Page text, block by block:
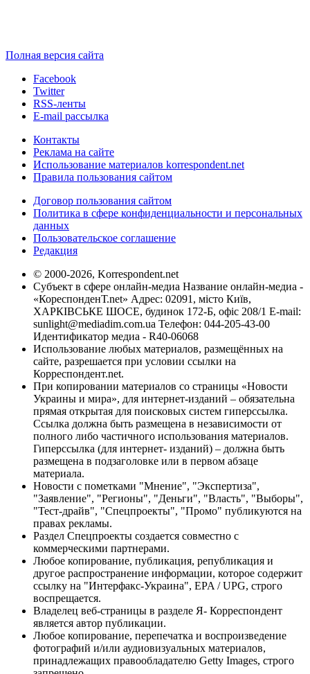
Полная версия сайта
Facebook
Twitter
RSS-ленты
E-mail рассылка
Контакты
Реклама на сайте
Использование материалов korrespondent.net
Правила пользования сайтом
Договор пользования сайтом
Политика в сфере конфиденциальности и персональных
данных
Пользовательское соглашение
Редакция
© 2000-2026, Korrespondent.net
Субъект в сфере онлайн-медиа Название онлайн-медиа -
«КореспонденТ.net» Адрес: 02091, місто Київ,
ХАРКІВСЬКЕ ШОСЕ, будинок 172-Б, офіс 208/1 E-mail:
sunlight@mediadim.com.ua Телефон: 044-205-43-00
Идентификатор медиа - R40-06068
Использование любых материалов, размещённых на
сайте, разрешается при условии ссылки на
Корреспондент.net.
При копировании материалов со страницы «Новости
Украины и мира», для интернет-изданий – обязательна
прямая открытая для поисковых систем гиперссылка.
Ссылка должна быть размещена в независимости от
полного либо частичного использования материалов.
Гиперссылка (для интернет- изданий) – должна быть
размещена в подзаголовке или в первом абзаце
материала.
Новости с пометками "Мнение", "Экспертиза",
"Заявление", "Регионы", "Деньги", "Власть", "Выборы",
"Тест-драйв", "Спецпроекты", "Промо" публикуются на
правах рекламы.
Раздел Спецпроекты создается совместно с
коммерческими партнерами.
Любое копирование, публикация, републикация и
другое распространение информации, которое содержит
ссылку на "Интерфакс-Украина", EPA / UPG, строго
воспрещается.
Владелец веб-страницы в разделе Я- Корреспондент
является автор публикации.
Любое копирование, перепечатка и воспроизведение
фотографий и/или аудиовизуальных материалов,
принадлежащих правообладателю Getty Images, строго